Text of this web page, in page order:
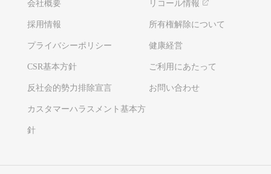
会社概要 リコール情報
採用情報 所有権解除について
プライバシーポリシー 健康経営
CSR基本方針 ご利用にあたって
反社会的勢力排除宣言 お問い合わせ
カスタマーハラスメント基本方
針